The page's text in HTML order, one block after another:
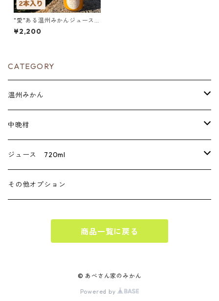
"愛"ある温州みかんジュース 7
20ml ×2本セット【お試し】
¥2,200
CATEGORY
温州みかん
贈答用
家庭用
中晩柑
伊予柑
不知火（デコポン）
ジュース 720ml
みかん
その他オプション
商品一覧に戻る
© あべさん家のみかん
Powered by